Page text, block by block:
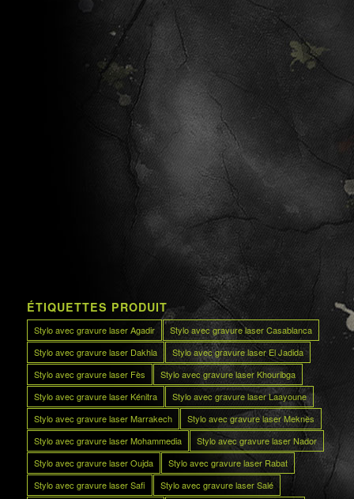
ÉTIQUETTES PRODUIT
Stylo avec gravure laser Agadir
Stylo avec gravure laser Casablanca
Stylo avec gravure laser Dakhla
Stylo avec gravure laser El Jadida
Stylo avec gravure laser Fès
Stylo avec gravure laser Khouribga
Stylo avec gravure laser Kénitra
Stylo avec gravure laser Laayoune
Stylo avec gravure laser Marrakech
Stylo avec gravure laser Meknès
Stylo avec gravure laser Mohammedia
Stylo avec gravure laser Nador
Stylo avec gravure laser Oujda
Stylo avec gravure laser Rabat
Stylo avec gravure laser Safi
Stylo avec gravure laser Salé